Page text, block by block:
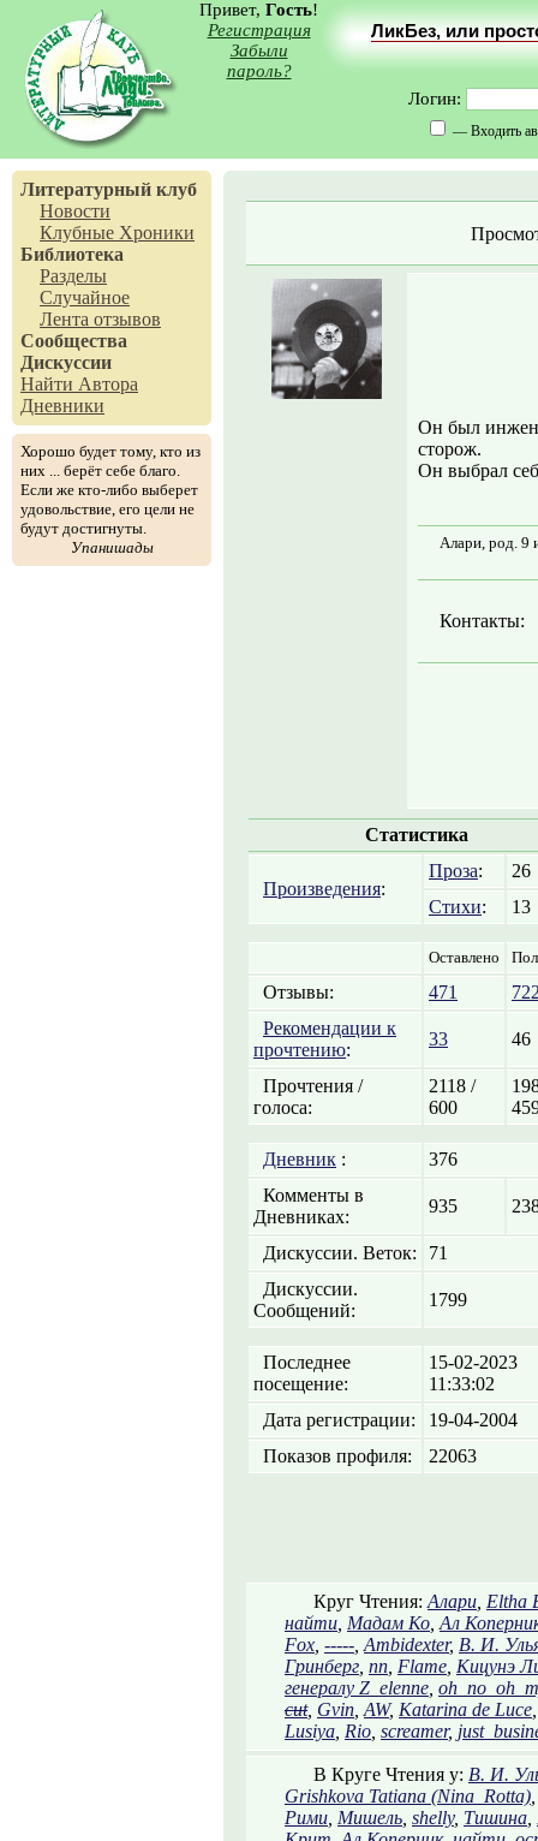
Привет, Гость!
Регистрация
Забыли
пароль?
ЛикБез, или
Логин:
— Входить
Литературный клуб
Новости
Клубные Хроники
Библиотека
Разделы
Случайное
Лента отзывов
Сообщества
Дискуссии
Найти Автора
Дневники
Хорошо будет тому, кто из
них ... берёт себе благо.
Если же кто-либо выберет
удовольствие, его цели не
будут достигнуты.
Упанишады
Он был
сторож.
Он выбрал
Алари, род. 9
Контакты:
Статистика
Произведения:
Проза:
26
Стихи: 13
Оставлено
Отзывы: 471
Рекомендации к
прочтению:
33 46
Прочтения /
голоса:
2118 /
600
Дневник :
376
Комменты в
Дневниках:
935
Дискуссии. Веток:
71
Дискуссии.
Сообщений:
1799
Последнее
посещение:
15-02-2023
11:33:02
Дата регистрации:
19-04-2004
Показов профиля:
22063
Круг Чтения: Алари Eltha
найти Мадам Ко Ал
Fox ----- Ambidexter, В. И.
Гринберг nn Flame Кицунэ
генералу Z_elenne
cut, Gvin AW, Katarina de Luce
Lusiya Rio screamer,
В Круге Чтения у: В. И.
Grishkova Tatiana (Nina_Rotta)
Рими Мишель shelly, Тишина